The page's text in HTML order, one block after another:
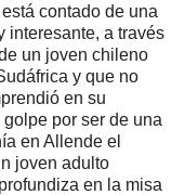
contado de una
interesante, a través
un joven chileno
y que no
en su
golpe por ser de una
en Allende el
joven adulto
en la misa